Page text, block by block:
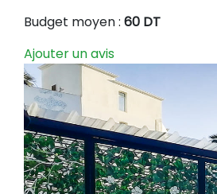
Budget moyen : 60 DT
Ajouter un avis